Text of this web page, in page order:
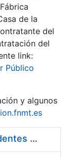
de la
del
del
link:
Público
y algunos
Enajenación de metales procedentes de desmonetización